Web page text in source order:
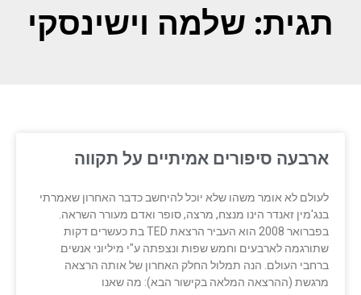
תגית: שלמה וישינסקי
ארבעה סיפורים אמיתיים על תקווה
לעולם לא אומר משהו שלא יוכל להיחשב כדבר האחרון שאמרתי
בנג'מין זאנדר הינו מנצח, מרצה, סופר ואדם מעורר השראה.
בפברואר 2008 הוא העביר הרצאת TED בת כעשרים דקות
שתורגמה לארבעים וחמש שפות ונצפתה ע"י מיליוני אנשים
ברחבי העולם. הנה תמלול החלק האחרון של אותה הרצאה
מרגשת (ההרצאה המלאה בקישור הבא): מה שאנו